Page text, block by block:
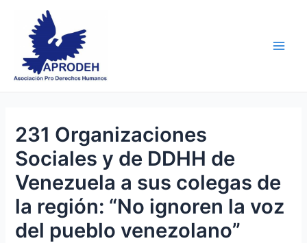
content
231 Organizaciones
Sociales y de DDHH de
Venezuela a sus colegas de
la región: “No ignoren la voz
del pueblo venezolano”
navigation